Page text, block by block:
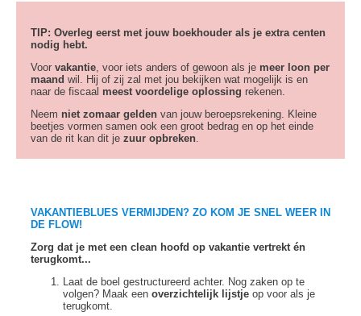
TIP: Overleg eerst met jouw boekhouder als je extra centen
nodig hebt.
Voor vakantie, voor iets anders of gewoon als je meer loon per
maand wil. Hij of zij zal met jou bekijken wat mogelijk is en
naar de fiscaal meest voordelige oplossing rekenen.
Neem niet zomaar gelden van jouw beroepsrekening. Kleine
beetjes vormen samen ook een groot bedrag en op het einde
van de rit kan dit je zuur opbreken.
VAKANTIEBLUES VERMIJDEN? ZO KOM JE SNEL WEER IN
DE FLOW!
Zorg dat je met een clean hoofd op vakantie vertrekt én
terugkomt...
Laat de boel gestructureerd achter. Nog zaken op te
volgen? Maak een overzichtelijk lijstje op voor als je
terugkomt.